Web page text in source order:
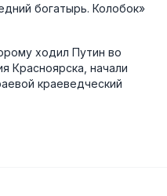
богатырь. Колобок»
ходил Путин во
Красноярска, начали
краеведческий